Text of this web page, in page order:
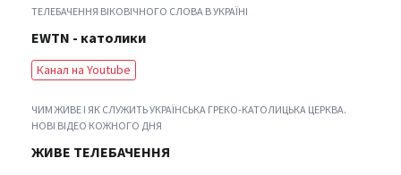
ТЕЛЕБАЧЕННЯ ВІКОВІЧНОГО СЛОВА В УКРАЇНІ
EWTN - католики
Канал на Youtube
ЧИМ ЖИВЕ І ЯК СЛУЖИТЬ УКРАЇНСЬКА ГРЕКО-КАТОЛИЦЬКА ЦЕРКВА.
НОВІ ВІДЕО КОЖНОГО ДНЯ
ЖИВЕ ТЕЛЕБАЧЕННЯ